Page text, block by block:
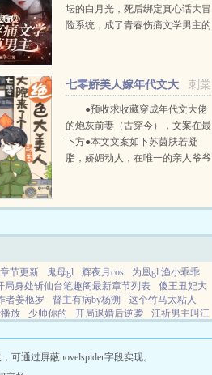
坛的白月光，死后绑定真心话大冒
险系统，成了青春伤痛文学男主的
的爸，去世的妈，没出...
刺棠
七零娇美人嫁年代文大
●预收求收藏穿成年代文大佬
的炮灰前妻（古穿今），文案在最
下方●本文文案如下苏茵肤若凝
脂，娇媚动人，在唯一的亲人爷爷
中的炮灰女配，被人...
节更新 鬼母gl 辉夜月cos
为凰gl 渔小乖乖
局身处斩仙台笔趣阁最新章节列表
傻王丑妃大
者姜柩岁 督主有病by杨溯
这个竹马太粘人
放 少帅你的 开局退婚后逆袭
江祈男主叫江
貌美小通房怀孕了挺着孕肚逃跑
网站地图
通过屏蔽novelspider字段实现。